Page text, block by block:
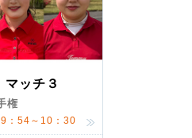
ッチ３
権
：54～10：30